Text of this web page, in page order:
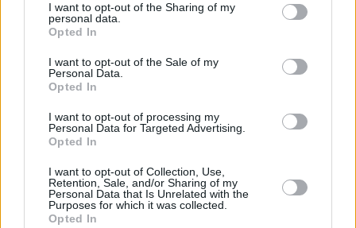
I want to opt-out of the Sharing of my
personal data.
Opted In
I want to opt-out of the Sale of my
Personal Data.
Opted In
I want to opt-out of processing my
Personal Data for Targeted Advertising.
Opted In
I want to opt-out of Collection, Use,
Retention, Sale, and/or Sharing of my
Personal Data that Is Unrelated with the
Purposes for which it was collected.
Opted In
περίπου 20% σε σχέση με το προηγούμενο έτος.
Οι αριθμοί αυτοί αφορούνμόνο τα περιστατικά
που καταγγέλθηκαν
που σημαίνει ότι το πραγματικό μέγεθος του
προβλήματος ενδέχεται να είναι πολύ μεγαλύτερο.
Οι ειδικοί επισημαίνουν, ότι η ταχεία ανάπτυξη των
ψηφιακών περιουσιακών στοιχείων έχει
δημιουργήσει νέες ευκαιρίες για εγκληματικές